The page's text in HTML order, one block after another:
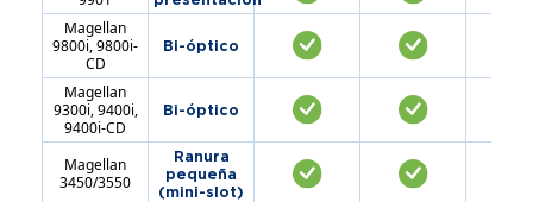
Magellan
9800i, 9800i-
CD
Bi-óptico
Magellan
9300i, 9400i,
9400i-CD
Bi-óptico
Magellan
3450/3550
Ranura
pequeña
(mini-slot)